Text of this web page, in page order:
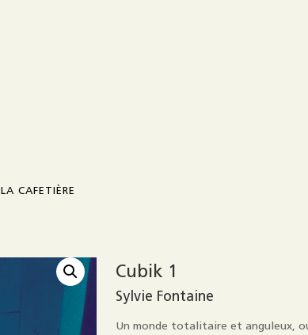
LA CAFETIÈRE
Présentation
Diffusion / distribution
Cubik 1
Sylvie Fontaine
Un monde totalitaire et anguleux,